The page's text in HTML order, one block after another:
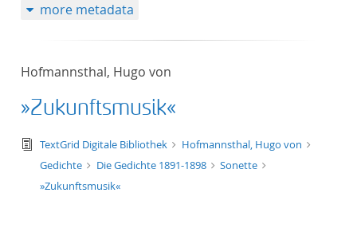
more metadata
Hofmannsthal, Hugo von
»Zukunftsmusik«
text/tg.edition+tg.aggregation+xml
TextGrid Digitale Bibliothek
Hofmannsthal, Hugo von
Gedichte
Die Gedichte 1891-1898
Sonette
»Zukunftsmusik«